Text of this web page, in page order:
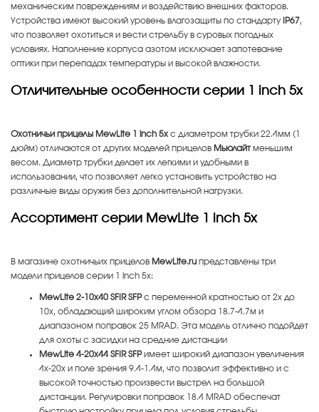
механическим повреждениям и воздействию внешних факторов.
Устройства имеют высокий уровень влагозащиты по стандарту IP67,
что позволяет охотиться и вести стрельбу в суровых погодных
условиях. Наполнение корпуса азотом исключает запотевание
оптики при перепадах температуры и высокой влажности.
Отличительные особенности серии 1 inch 5x
Охотничьи прицелы MewLite 1 inch 5x с диаметром трубки 22.4мм (1
дюйм) отличаются от других моделей прицелов Мьюлайт меньшим
весом. Диаметр трубки делает их легкими и удобными в
использовании, что позволяет легко установить устройство на
различные виды оружия без дополнительной нагрузки.
Ассортимент серии MewLite 1 inch 5x
В магазине охотничьих прицелов MewLite.ru представлены три
модели прицелов серии 1 inch 5x:
MewLite 2-10x40 SFIR SFPс переменной кратностью от 2x до
10x, обладающий широким углом обзора 18.7-4.7м и
диапазоном поправок 25 MRAD. Эта модель отлично подойдет
для охоты с засидки на средние дистанции
MewLite 4-20x44 SFIR SFPимеет широкий диапазон увеличения
4x-20x и поле зрения 9.4-1.4м, что позволит эффективно и с
высокой точностью произвести выстрел на большой
дистанции. Регулировки поправок 18.4 MRAD обеспечат